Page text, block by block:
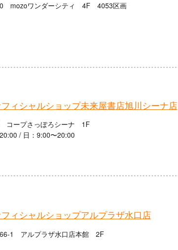
mozoワンダーシティ 4F 4053区画
ィシャルショップ未来屋書店旭川シーナ店
コープさっぽろシーナ 1F
/ 日：9:00〜20:00
ィシャルショップアルプラザ水口店
1 アルプラザ水口店本館 2F